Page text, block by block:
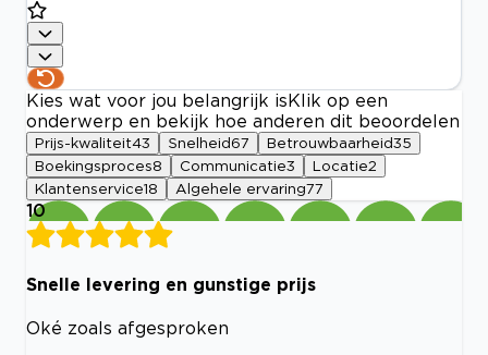
Kies wat voor jou belangrijk is Klik op een
onderwerp en bekijk hoe anderen dit beoordelen
Prijs-kwaliteit43 Snelheid 67 Betrouwbaarheid35
Boekingsproces8 Communicatie3 Locatie2
Klantenservice18 Algehele ervaring77
10
Snelle levering en gunstige prijs
Oké zoals afgesproken